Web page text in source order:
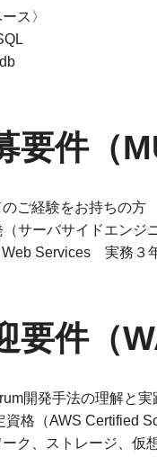
ス〉
要件（
ご経験をお持ちの方
（サーバサイドエン
Web Services 実務３
要件（
開発手法の理解と実
資格（AWS Certified
ーク、ストレージ、仮